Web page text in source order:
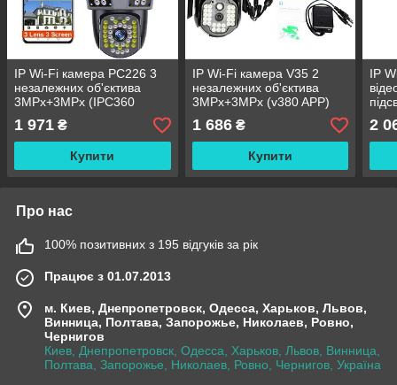
IP Wi-Fi камера PC226 3
незалежних об'єктива
3MPx+3MPx (IPC360
Home APP)
1 971 ₴
Купити
IP Wi-Fi камера V35 2
незалежних об'єктива
3MPx+3MPx (v380 APP)
1 686₴
Купити
IP
2
Про нас
100% позитивних з 195 відгуків за рік
Працює з 01.07.2013
м. Киев, Днепропетровск, Одесса, Харьков, Львов,
Винница, Полтава, Запорожье, Николаев, Ровно,
Чернигов
Киев, Днепропетровск, Одесса, Харьков, Львов, Винница,
Полтава, Запорожье, Николаев, Ровно, Чернигов, Україна